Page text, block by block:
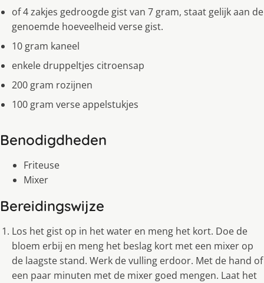
of 4 zakjes gedroogde gist van 7 gram, staat gelijk aan de
genoemde hoeveelheid verse gist.
10 gram kaneel
enkele druppeltjes citroensap
200 gram rozijnen
100 gram verse appelstukjes
Benodigdheden
Friteuse
Mixer
Bereidingswijze
Los het gist op in het water en meng het kort. Doe de
bloem erbij en meng het beslag kort met een mixer op
de laagste stand. Werk de vulling erdoor. Met de hand of
een paar minuten met de mixer goed mengen. Laat het